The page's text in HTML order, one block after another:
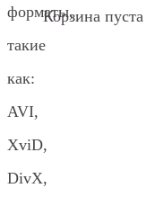
Корзина пуста
форматы,
такие
как:
AVI,
XviD,
DivX,